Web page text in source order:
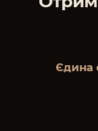
Єдина